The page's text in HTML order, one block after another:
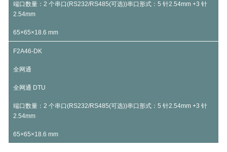
端口数量：2 个串口(RS232/RS485(可选))串口形式：5 针2.54mm +3 针
2.54mm
65×65×18.6 mm
F2A46-DK
全网通
全网通 DTU
端口数量：2 个串口(RS232/RS485(可选))串口形式：5 针2.54mm +3 针
2.54mm
65×65×18.6 mm